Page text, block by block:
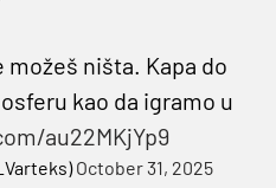
ništa. Kapa do
kao da igramo u
au22MKjYp9
October 31, 2025